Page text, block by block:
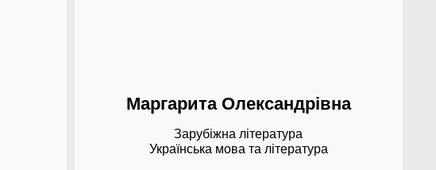
Маргарита Олександрівна
Зарубіжна література
Українська мова та література